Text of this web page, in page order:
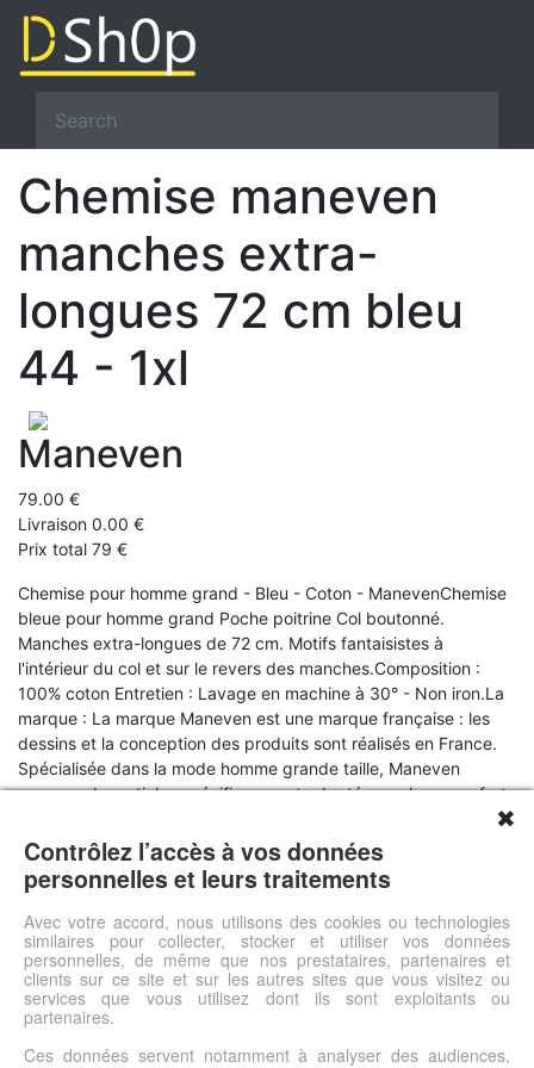
Chemise maneven
manches extra-
longues 72 cm bleu
44 - 1xl
Maneven
79.00 €
Livraison 0.00 €
Prix total 79 €
Chemise pour homme grand - Bleu - Coton - ManevenChemise
bleue pour homme grand Poche poitrine Col boutonné.
Manches extra-longues de 72 cm. Motifs fantaisistes à
l'intérieur du col et sur le revers des manches.Composition :
100% coton Entretien : Lavage en machine à 30° - Non iron.La
marque : La marque Maneven est une marque française : les
dessins et la conception des produits sont réalisés en France.
Spécialisée dans la mode homme grande taille, Maneven
propose des articles spécifiquement adaptés aux hommes forts
et grands. Maneven attache un soin particulier à la qualité des
détails (comme sur les chemises) et des finitions (comme sur les
costumes). Maneven propose un excellent rapport qualité - prix
et ce, sur tous les indispensables du vestiaire de l'homme en
proposant un univers de produits grande taille complet :
Costumes, chemises, pantalons et jeans...
Voir l'offre
✖
Contrôlez l’accès à vos données
personnelles et leurs traitements
Avec votre accord, nous utilisons des cookies ou technologies
similaires pour collecter, stocker et utiliser vos données
personnelles, de même que nos prestataires, partenaires et
clients sur ce site et sur les autres sites que vous visitez ou
services que vous utilisez dont ils sont exploitants ou
partenaires.
Ces données servent notamment à analyser des audiences,